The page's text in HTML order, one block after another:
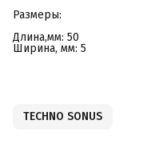
Размеры:
Длина,мм: 50
Ширина, мм: 5
TECHNO SONUS